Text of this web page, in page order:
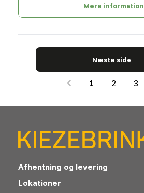
Mere information
Næste side
1 2 3
Afhentning og levering
Lokationer